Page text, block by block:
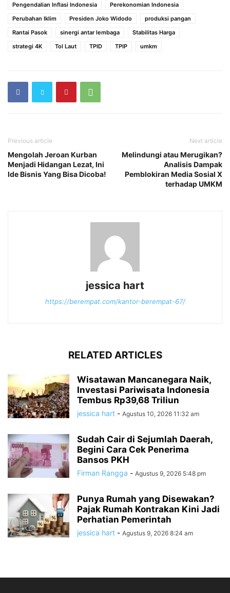
Pengendalian Inflasi Indonesia
Perekonomian Indonesia
Perubahan Iklim
Presiden Joko Widodo
produksi pangan
Rantai Pasok
sinergi antar lembaga
Stabilitas Harga
strategi 4K
Tol Laut TPID TPIP umkm
Previous article
Mengolah Jeroan Kurban
Menjadi Hidangan Lezat, Ini
Ide Bisnis Yang Bisa Dicoba!
Next article
Melindungi atau Merugikan?
Analisis Dampak
Pemblokiran Media Sosial X
terhadap UMKM
jessica hart
https://berempat.com/kantor-berempat-67/
RELATED ARTICLES
Wisatawan Mancanegara Naik,
Investasi Pariwisata Indonesia
Tembus Rp39,68 Triliun
jessica hart - Agustus 10, 2026 11:32 am
Sudah Cair di Sejumlah Daerah,
Begini Cara Cek Penerima
Bansos PKH
Firman Rangga - Agustus 9, 2026 5:48 pm
Punya Rumah yang Disewakan?
Pajak Rumah Kontrakan Kini Jadi
Perhatian Pemerintah
jessica hart - Agustus 9, 2026 8:24 am